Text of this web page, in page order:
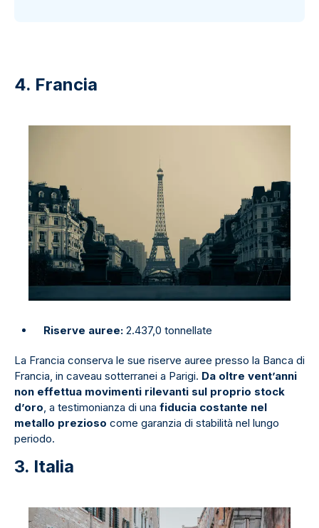
4. Francia
Riserve auree: 2.437,0 tonnellate
La Francia conserva le sue riserve auree presso la Banca di
Francia, in caveau sotterranei a Parigi. Da oltre vent’anni
non effettua movimenti rilevanti sul proprio stock
d’oro , a testimonianza di una fiducia costante nel
metallo prezioso come garanzia di stabilità nel lungo
periodo.
3. Italia